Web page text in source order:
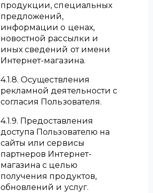
продукции, специальных
предложений,
информации о ценах,
новостной рассылки и
иных сведений от имени
Интернет-магазина.
4.1.8. Осуществления
рекламной деятельности с
согласия Пользователя.
4.1.9. Предоставления
доступа Пользователю на
сайты или сервисы
партнеров Интернет-
магазина с целью
получения продуктов,
обновлений и услуг.